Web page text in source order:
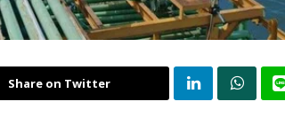
Share on Twitter